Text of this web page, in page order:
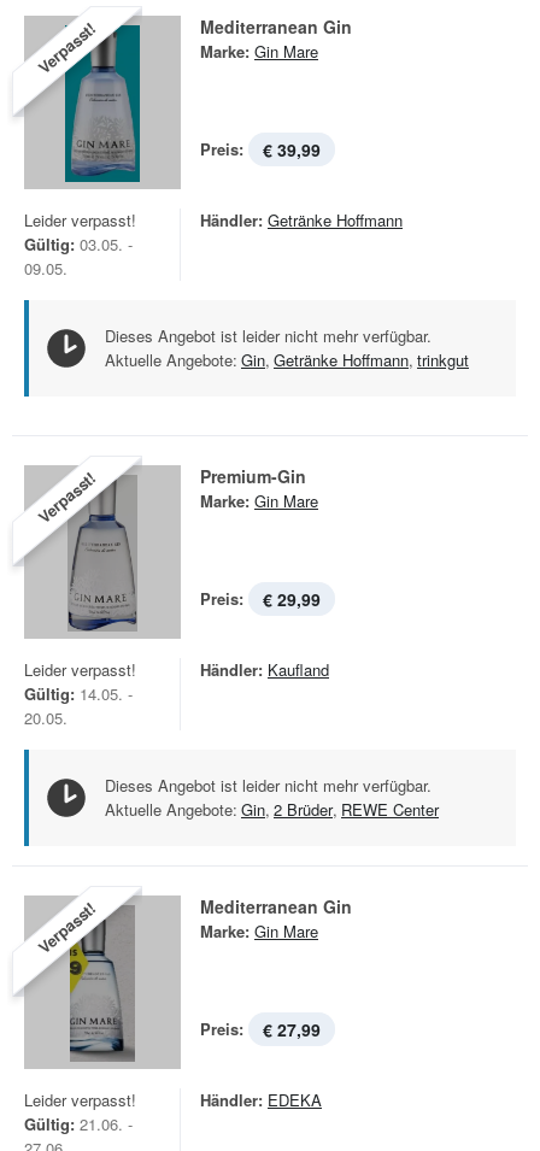
Verpasst! Mediterranean Gin
Marke: Gin Mare
Preis: € 39,99
Leider verpasst!
Gültig: 03.05. -
09.05.
Händler: Getränke Hoffmann
Dieses Angebot ist leider nicht mehr verfügbar.
Aktuelle Angebote: Gin, Getränke Hoffmann, trinkgut
Verpasst! Premium-Gin
Marke: Gin Mare
Preis: € 29,99
Leider verpasst!
Gültig: 14.05. -
20.05.
Händler: Kaufland
Dieses Angebot ist leider nicht mehr verfügbar.
Aktuelle Angebote: Gin, 2 Brüder, REWE Center
Verpasst! Mediterranean Gin
Marke: Gin Mare
Preis: € 27,99
Leider verpasst!
Gültig: 21.06. -
Händler: EDEKA